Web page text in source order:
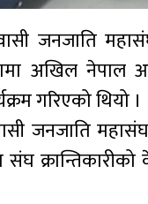
जनजाति
अखिल नेपाल
गरिएको थियो ।
जनजाति महासंघ